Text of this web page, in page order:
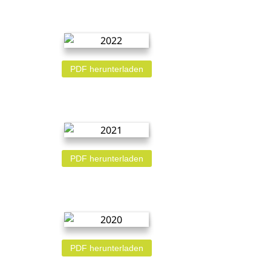
PDF herunterladen
PDF herunterladen
PDF herunterladen